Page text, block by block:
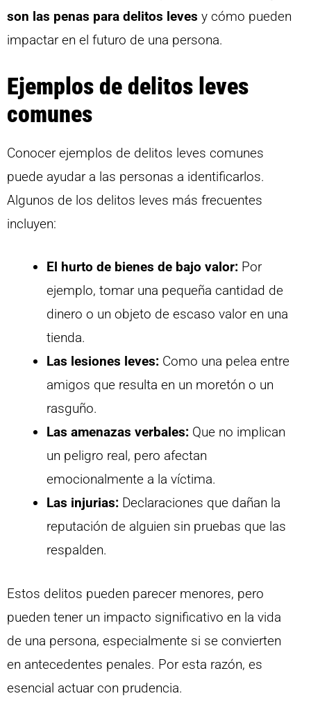
son las penas para delitos leves y cómo pueden
impactar en el futuro de una persona.
Ejemplos de delitos leves
comunes
Conocer ejemplos de delitos leves comunes
puede ayudar a las personas a identificarlos.
Algunos de los delitos leves más frecuentes
incluyen:
El hurto de bienes de bajo valor: Por
ejemplo, tomar una pequeña cantidad de
dinero o un objeto de escaso valor en una
tienda.
Las lesiones leves: Como una pelea entre
amigos que resulta en un moretón o un
rasguño.
Las amenazas verbales: Que no implican
un peligro real, pero afectan
emocionalmente a la víctima.
Las injurias: Declaraciones que dañan la
reputación de alguien sin pruebas que las
respalden.
Estos delitos pueden parecer menores, pero
pueden tener un impacto significativo en la vida
de una persona, especialmente si se convierten
en antecedentes penales. Por esta razón, es
esencial actuar con prudencia.